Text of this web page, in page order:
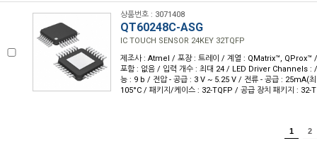
상품번호 : 3071408
QT60248C-ASG
IC TOUCH SENSOR 24KEY 32TQFP
제조사 : Atmel / 포장 : 트레이 / 계열 : QMatrix™, QProx™
포함 : 없음 / 입력 개수 : 최대 24 / LED Driver Channels :
능 : 9 b / 전압 - 공급 : 3 V ~ 5.25 V / 전류 - 공급 : 25mA(
105°C / 패키지/케이스 : 32-TQFP / 공급 장치 패키지 : 32-
1 2